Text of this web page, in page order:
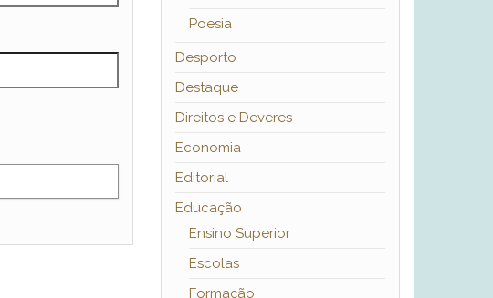
Poesia
Desporto
Destaque
Direitos e Deveres
Economia
Editorial
Educação
Ensino Superior
Escolas
Formação